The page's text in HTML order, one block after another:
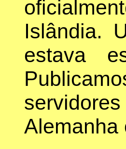
Islândia.
estava
Alemanha